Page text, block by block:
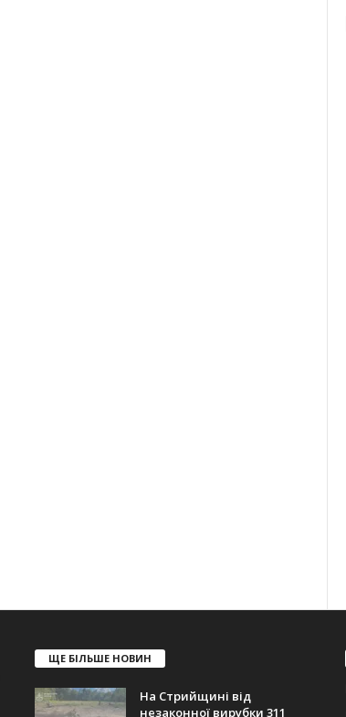
ЩЕ БІЛЬШЕ НОВИН
На Стрийщині від
незаконної вирубки 311